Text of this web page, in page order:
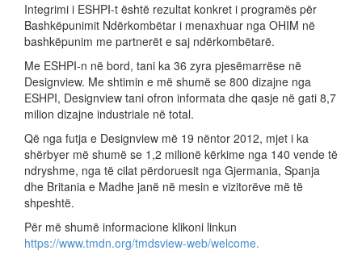
Integrimi i ESHPI-t është rezultat konkret i programës për
Bashkëpunimit Ndërkombëtar i menaxhuar nga OHIM në
bashkëpunim me partnerët e saj ndërkombëtarë.
Me ESHPI-n në bord, tani ka 36 zyra pjesëmarrëse në
Designview. Me shtimin e më shumë se 800 dizajne nga
ESHPI, Designview tani ofron informata dhe qasje në gati 8,7
milion dizajne industriale në total.
Që nga futja e Designview më 19 nëntor 2012, mjet i ka
shërbyer më shumë se 1,2 milionë kërkime nga 140 vende të
ndryshme, nga të cilat përdoruesit nga Gjermania, Spanja
dhe Britania e Madhe janë në mesin e vizitorëve më të
shpeshtë.
Për më shumë informacione klikoni linkun
https://www.tmdn.org/tmdsview-web/welcome.